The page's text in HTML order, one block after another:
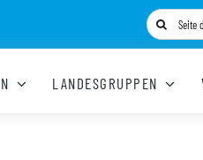
Suche
nach:
LANDESGRUPPEN